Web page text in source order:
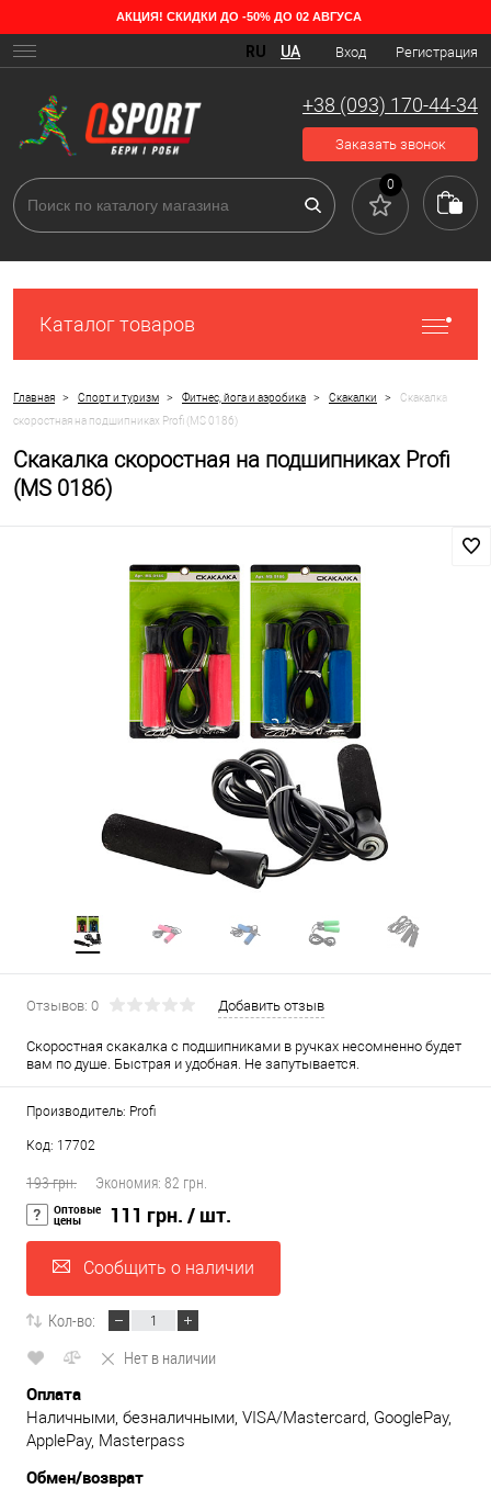
АКЦИЯ! СКИДКИ ДО -50% ДО 02 АВГУСА
Вход Регистрация
RU UA
+38 (093) 170-44-34
Заказать звонок
0
Каталог товаров
Главная > Спорт и туризм > Фитнес, йога и аэробика > Скакалки >
Скакалка
скоростная на подшипниках Profi (MS 0186)
Скакалка скоростная на подшипниках Profi
(MS 0186)
Отзывов: 0 Добавить отзыв
Скоростная скакалка с подшипниками в ручках несомненно будет
вам по душе. Быстрая и удобная. Не запутывается.
Производитель: Profi
Код: 17702
193 грн. Экономия: 82 грн.
Оптовые
цены 111 грн. / шт.
Сообщить о наличии
Кол-во:
Нет в наличии
Оплата
Наличными, безналичными, VISA/Mastercard, GooglePay,
ApplePay, Masterpass
Обмен/возврат